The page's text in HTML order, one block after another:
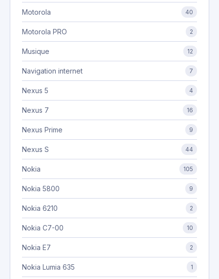
Motorola 40
Motorola PRO 2
Musique 12
Navigation internet 7
Nexus 5 4
Nexus 7 16
Nexus Prime 9
Nexus S 44
Nokia 105
Nokia 5800 9
Nokia 6210 2
Nokia C7-00 10
Nokia E7 2
Nokia Lumia 635 1